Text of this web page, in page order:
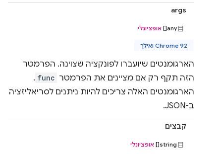
args
any[] אופציונלי
Chrome 92 ואילך
הארגומנטים שיועברו לפונקציה שצוינה. הפרמטר
הזה תקף רק אם מציינים את הפרמטר func
.
הארגומנטים האלה צריכים להיות ניתנים לסריאליזציה
ב-JSON.
קבצים
string[] אופציונלי